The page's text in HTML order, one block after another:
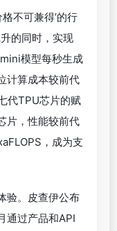
不可兼得’的行
的同时，实现
模型每秒生成
计算成本较前代
代TPU芯片的赋
，性能较前代
，成为支
验。皮查伊公布
通过产品和API